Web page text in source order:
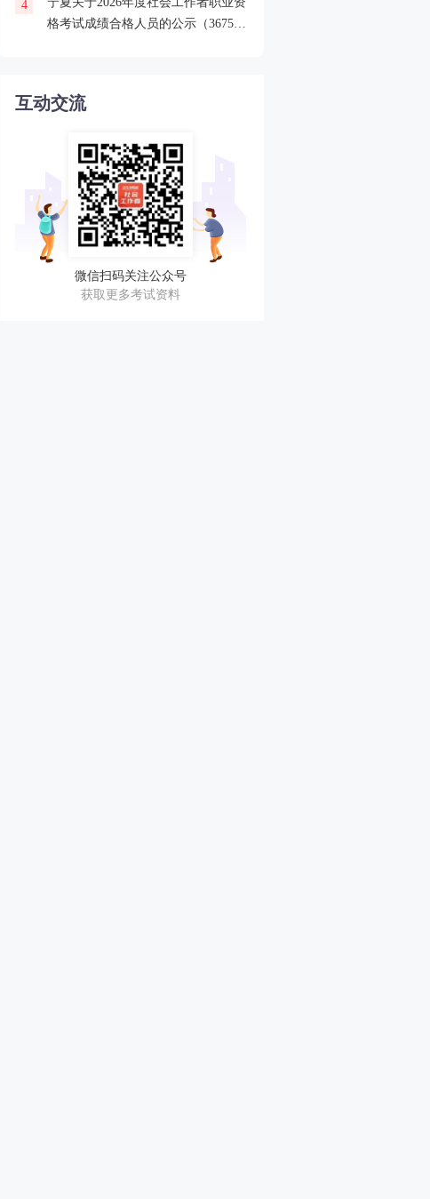
4
格考试成绩合格人员的公示（3675
互动交流
微信扫码关注公众号
获取更多考试资料